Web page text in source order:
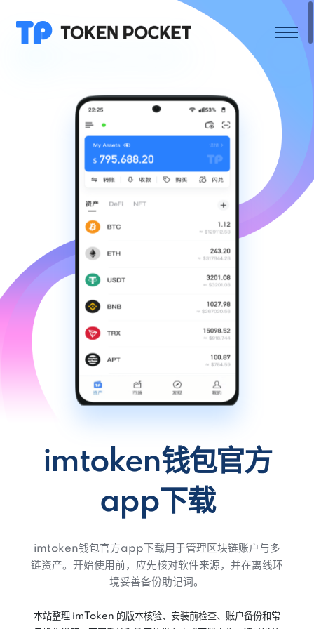
imtoken钱包官方
app下载
imtoken钱包官方app下载用于管理区块链账户与多
链资产。开始使用前，应先核对软件来源，并在离线环
境妥善备份助记词。
本站整理 imToken 的版本核验、安装前检查、账户备份和常